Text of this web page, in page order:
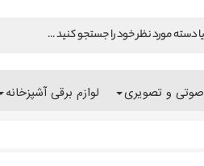
صوتی و تصویری لوازم برقی آشپزخانه